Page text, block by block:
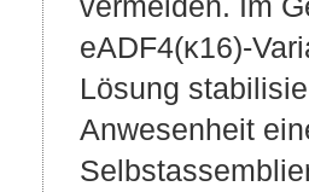
eADF4(κ16)-
Lösung
Anwesenheit